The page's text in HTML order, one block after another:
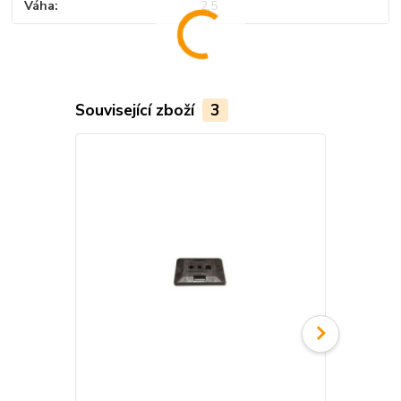
Váha 2,5
Související zboží 3